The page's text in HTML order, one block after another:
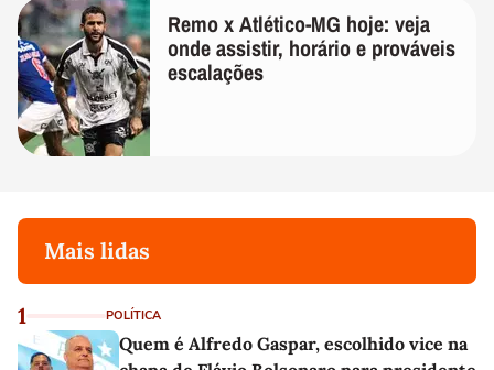
Remo x Atlético-MG hoje: veja
onde assistir, horário e prováveis
escalações
Mais lidas
1 POLÍTICA
Quem é Alfredo Gaspar, escolhido vice na